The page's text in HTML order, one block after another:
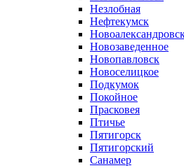
Незлобная
Нефтекумск
Новозаведенное
Новопавловск
Новоселицкое
Подкумок
Покойное
Прасковея
Птичье
Пятигорск
Пятигорский
Санамер